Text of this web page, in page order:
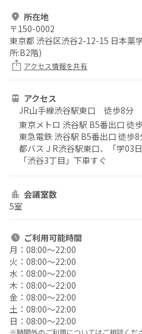
所在地
〒150-0002
東京都 渋谷区渋谷2-12-15 日本薬
所:B2階)
アクセス情報を共有
アクセス
JR山手線渋谷駅東口 徒歩8分
東京メトロ 渋谷駅 B5番出口 徒
東急電鉄 渋谷駅 B5番出口 徒歩8
都バスＪR渋谷駅東口、「学03
「渋谷3丁目」下車すぐ
会議室数
5室
ご利用可能時間
月： 08:00〜22:00
火： 08:00〜22:00
水： 08:00〜22:00
木： 08:00〜22:00
金： 08:00〜22:00
土： 08:00〜22:00
日： 08:00〜22:00
※時間外のご利用についてはご相談くだ